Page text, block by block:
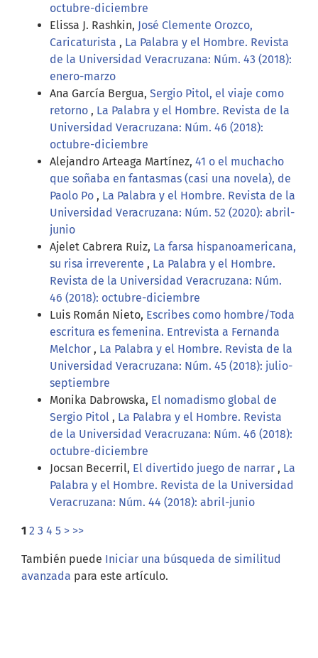
octubre-diciembre
Elissa J. Rashkin, José Clemente Orozco,
Caricaturista , La Palabra y el Hombre. Revista
de la Universidad Veracruzana: Núm. 43 (2018):
enero-marzo
Ana García Bergua, Sergio Pitol, el viaje como
retorno , La Palabra y el Hombre. Revista de la
Universidad Veracruzana: Núm. 46 (2018):
octubre-diciembre
Alejandro Arteaga Martínez, 41 o el muchacho
que soñaba en fantasmas (casi una novela), de
Paolo Po , La Palabra y el Hombre. Revista de la
Universidad Veracruzana: Núm. 52 (2020): abril-
junio
Ajelet Cabrera Ruiz, La farsa hispanoamericana,
su risa irreverente , La Palabra y el Hombre.
Revista de la Universidad Veracruzana: Núm.
46 (2018): octubre-diciembre
Luis Román Nieto, Escribes como hombre/Toda
escritura es femenina. Entrevista a Fernanda
Melchor , La Palabra y el Hombre. Revista de la
Universidad Veracruzana: Núm. 45 (2018): julio-
septiembre
Monika Dabrowska, El nomadismo global de
Sergio Pitol , La Palabra y el Hombre. Revista
de la Universidad Veracruzana: Núm. 46 (2018):
octubre-diciembre
Jocsan Becerril, El divertido juego de narrar , La
Palabra y el Hombre. Revista de la Universidad
Veracruzana: Núm. 44 (2018): abril-junio
1 2 3 4 5 > >>
También puede Iniciar una búsqueda de similitud
avanzada para este artículo.